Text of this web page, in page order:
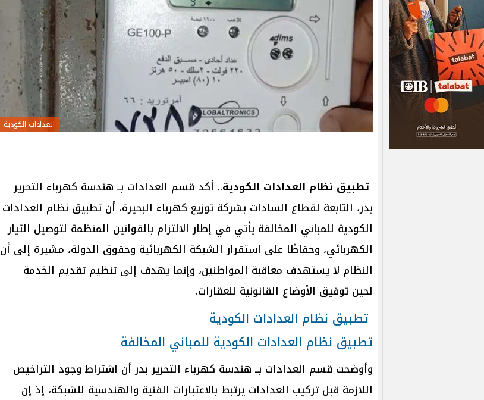
العدادات الكودية
تطبيق نظام العدادات الكودية.. أكد قسم العدادات بــ هندسة كهرباء التحرير
بدر، التابعة لقطاع السادات بشركة توزيع كهرباء البحيرة، أن تطبيق نظام العدادات
الكودية للمباني المخالفة يأتي في إطار الالتزام بالقوانين المنظمة لتوصيل التيار
الكهربائي، وحفاظًا على استقرار الشبكة الكهربائية وحقوق الدولة، مشيرة إلى أن
النظام لا يستهدف معاقبة المواطنين، وإنما يهدف إلى تنظيم تقديم الخدمة
لحين توفيق الأوضاع القانونية للعقارات.
تطبيق نظام العدادات الكودية
تطبيق نظام العدادات الكودية للمباني المخالفة
وأوضحت قسم العدادات بــ هندسة كهرباء التحرير بدر أن اشتراط وجود التراخيص
اللازمة قبل تركيب العدادات يرتبط بالاعتبارات الفنية والهندسية للشبكة، إذ إن